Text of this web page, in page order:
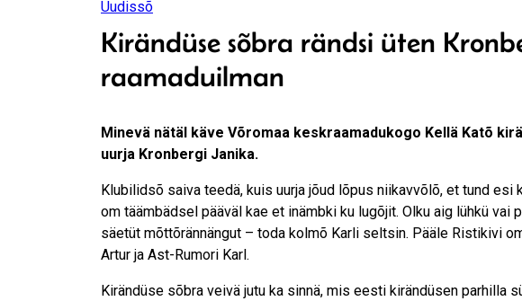
Uudissõ
Kirändüse sõbra rändsi üten
raamaduilman
Minevä nätäl käve Võromaa keskraamadukogo Kellä Katõ
uurja Kronbergi Janika.
Klubilidsõ saiva teedä, kuis uurja jõud lõpus niikavvõlõ, et tund
om täämbädsel pääväl kae et inämbki ku lugõjit. Olku aig lühkü
säetüt mõttõrännängut – toda kolmõ Karli seltsin. Pääle Ristikivi
Artur ja Ast-Rumori Karl.
Kirändüse sõbra veivä jutu ka sinnä, mis eesti kirändüsen parhilla